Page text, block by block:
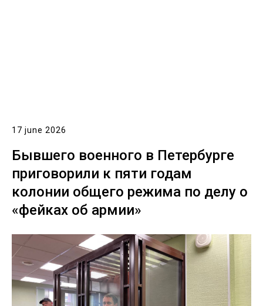
17 june 2026
Бывшего военного в Петербурге
приговорили к пяти годам
колонии общего режима по делу о
«фейках об армии»